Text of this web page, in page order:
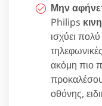
Μην
Philips
ισχύει
ακόμη πιο
οθόνης,